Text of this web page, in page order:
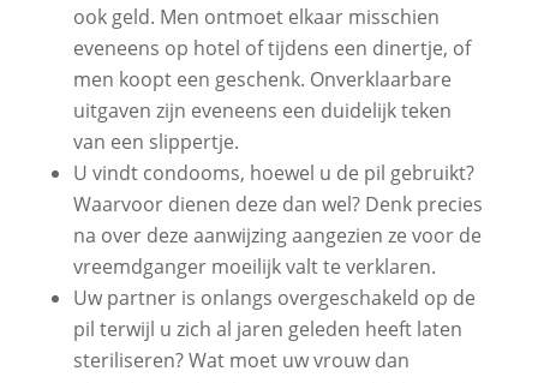
ook geld. Men ontmoet elkaar misschien
eveneens op hotel of tijdens een dinertje, of
men koopt een geschenk. Onverklaarbare
uitgaven zijn eveneens een duidelijk teken
van een slippertje.
U vindt condooms, hoewel u de pil gebruikt?
Waarvoor dienen deze dan wel? Denk precies
na over deze aanwijzing aangezien ze voor de
vreemdganger moeilijk valt te verklaren.
Uw partner is onlangs overgeschakeld op de
pil terwijl u zich al jaren geleden heeft laten
steriliseren? Wat moet uw vrouw dan